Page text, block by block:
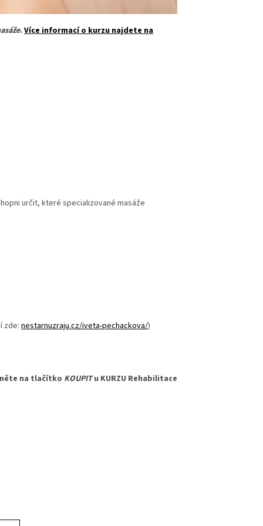
. Více informací o kurzu najdete na
určit, které specializované masáže
zde: nestarnuzraju.cz/iveta-pechackova/)
na tlačítko KOUPIT u KURZU Rehabilitace